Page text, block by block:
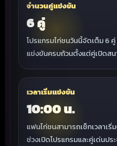
จำนวนคู่แข่งขัน
6 คู่
โปรแกรมไก่ชนวันนี้จัดเต็ม 6
แข่งขันครบถ้วนตั้งแต่คู่เปิดส
เวลาเริ่มแข่งขัน
10:00 น.
แฟนไก่ชนสามารถเช็กเวลาเ
ช่วงเปิดโปรแกรมและคู่เด่นป